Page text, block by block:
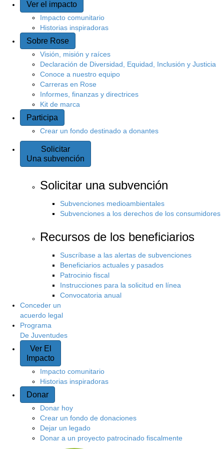
Ver el impacto
Impacto comunitario
Historias inspiradoras
Sobre Rose
Visión, misión y raíces
Declaración de Diversidad, Equidad, Inclusión y Justicia
Conoce a nuestro equipo
Carreras en Rose
Informes, finanzas y directrices
Kit de marca
Participa
Crear un fondo destinado a donantes
Solicitar
Una subvención
Solicitar una subvención
Subvenciones medioambientales
Subvenciones a los derechos de los consumidores
Recursos de los beneficiarios
Suscríbase a las alertas de subvenciones
Beneficiarios actuales y pasados
Patrocinio fiscal
Instrucciones para la solicitud en línea
Convocatoria anual
Conceder un
acuerdo legal
Programa
De Juventudes
Ver El
Impacto
Impacto comunitario
Historias inspiradoras
Donar
Donar hoy
Crear un fondo de donaciones
Dejar un legado
Donar a un proyecto patrocinado fiscalmente